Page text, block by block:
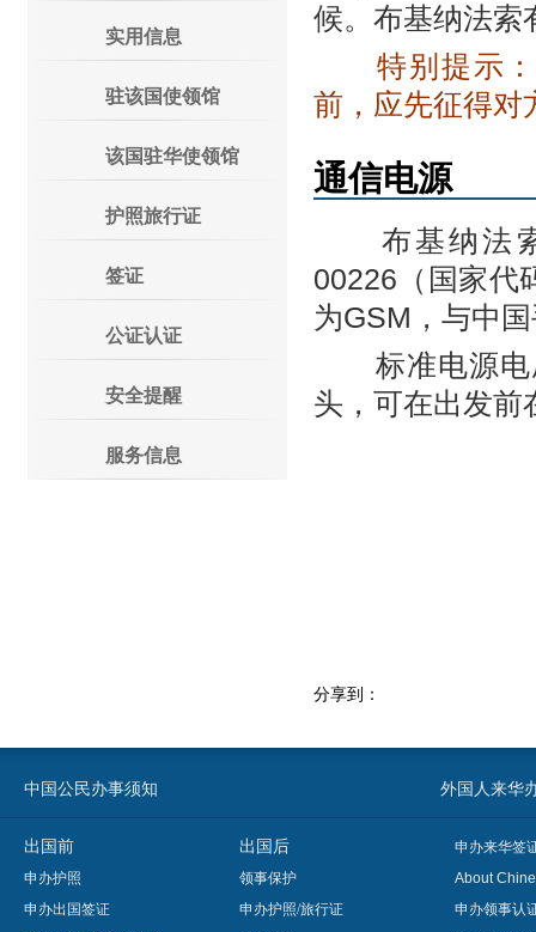
实用信息
驻该国使领馆
该国驻华使领馆
护照旅行证
签证
公证认证
安全提醒
服务信息
候。布基纳法索
特别提示：
前，应先征得对
通信电源
布基纳法索
00226（国家代
为GSM，与中
标准电源电
头，可在出发前
分享到：
中国公民办事须知 外国人来华
出国前
申办护照
申办出国签证
出国后
领事保护
申办护照/旅行证
申办来华签
About
申办领事认